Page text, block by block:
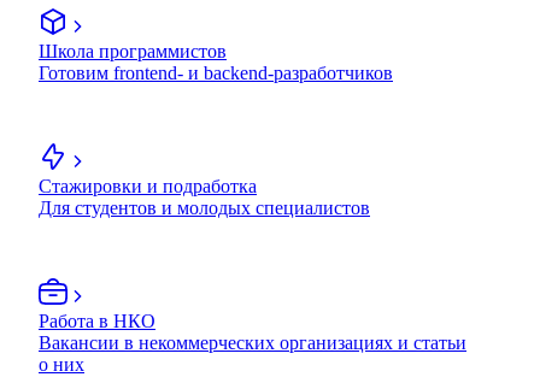
Школа программистов
Готовим frontend- и backend-разработчиков
Стажировки и подработка
Для студентов и молодых специалистов
Работа в НКО
Вакансии в некоммерческих организациях и статьи
о них